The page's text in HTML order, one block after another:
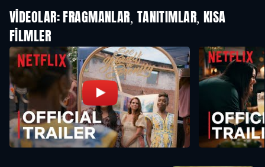
VIDEOLAR: FRAGMANLAR, TANITIMLAR, KISA
FILMLER